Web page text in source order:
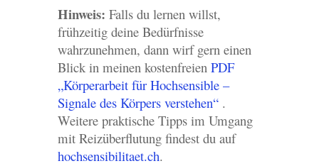
Hinweis: Falls du lernen willst,
frühzeitig deine Bedürfnisse
wahrzunehmen, dann wirf gern einen
Blick in meinen kostenfreien PDF
„Körperarbeit für Hochsensible –
Signale des Körpers verstehen“ .
Weitere praktische Tipps im Umgang
mit Reizüberflutung findest du auf
hochsensibilitaet.ch.